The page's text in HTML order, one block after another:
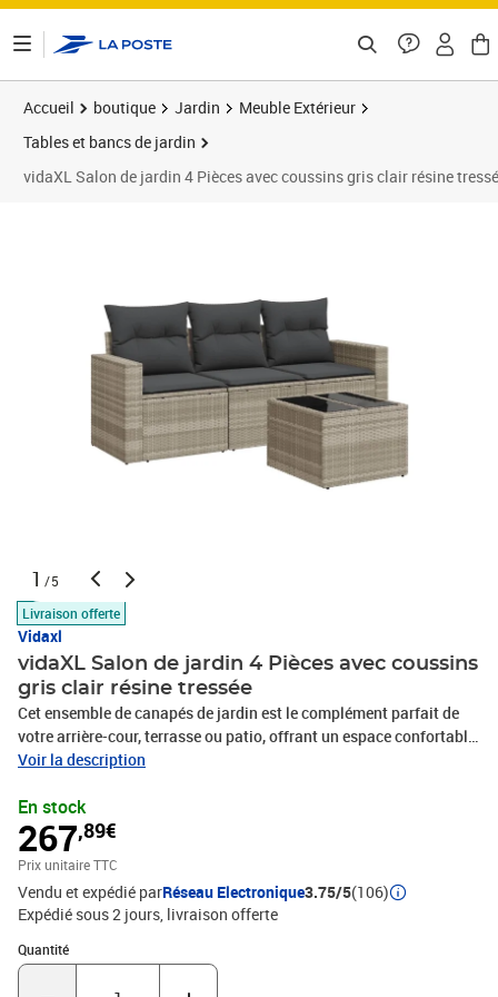
Accueil boutique Jardin
Meuble Extérieur
Tables et bancs de jardin
vidaXL Salon de jardin 4 Pièces avec coussins gris clair résine
1 /5
Livraison offerte
Vidaxl
vidaXL Salon de jardin 4 Pièces avec coussins
gris clair résine tressée
Cet ensemble de canapés de jardin est le complément parfait de
votre arrière-cour, terrasse ou patio, offrant un espace confortable
et accueillant pour discuter avec la famille et les amis ou
la résine tressée, également connue sous le nom de poly rotin, est
un matériau synthétique solide et nécessitant peu d'entretien qui
ressemble au rotin naturel. Il est léger, facile à nettoyer et
couramment utilisé pour les meubles d'extérieur en raison de sa
durabilité et de ses propriétés de résistance aux
intempéries.Expérience d'assise confortable : ce mobilier
d'extérieur, doté de coussins épais, offre une expérience d'assise
confortable. Les larges accoudoirs offrent également un endroit
Voir la description
En stock
267,89€
Prix unitaire TTC
Vendu et expédié parRéseau Electronique3.75/5(106)
Expédié sous 2 jours livraison offerte
Quantité
Quantité : 1